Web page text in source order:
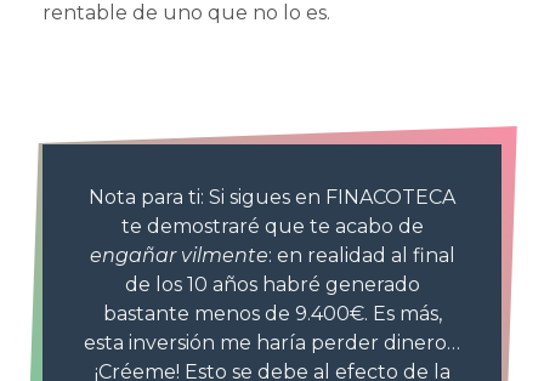
rentable de uno que no lo es.
Nota para ti: Si sigues en FINACOTECA
te demostraré que te acabo de
engañar vilmente: en realidad al final
de los 10 años habré generado
bastante menos de 9.400€. Es más,
esta inversión me haría perder dinero…
¡Créeme! Esto se debe al efecto de la